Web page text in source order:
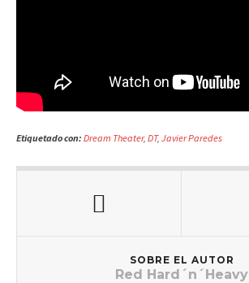
Etiquetado con: Dream Theater, DT, Javier Paredes
SOBRE EL AUTOR
Red Hard´n´Heavy